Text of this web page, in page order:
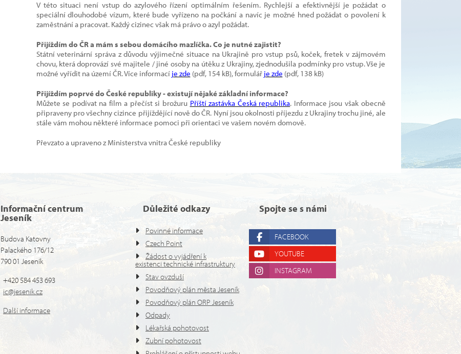
V této situaci není vstup do azylového řízení optimálním řešením. Rychlejší a efektivnější je požádat o
speciální dlouhodobé vízum, které bude vyřízeno na počkání a navíc je možné hned požádat o povolení k
zaměstnání a pracovat. Každý cizinec však má právo o azyl požádat.
Přijíždím do ČR a mám s sebou domácího mazlíčka. Co je nutné zajistit?
Státní veterinární správa z důvodu výjimečné situace na Ukrajině pro vstup psů, koček, fretek v zájmovém
chovu, která doprovází své majitele / jiné osoby na útěku z Ukrajiny, zjednodušila podmínky pro vstup. Vše je
možné vyřídit na území ČR. Více informací je zde (pdf, 154 kB), formulář je zde (pdf, 138 kB)
Přijíždím poprvé do České republiky - existují nějaké základní informace?
Můžete se podívat na film a přečíst si brožuru Příští zastávka Česká republika. Informace jsou však obecně
připraveny pro všechny cizince přijíždějící nově do ČR. Nyní jsou okolnosti příjezdu z Ukrajiny trochu jiné, ale
stále vám mohou některé informace pomoci při orientaci ve vašem novém domově.
Převzato a upraveno z Ministerstva vnitra České republiky
Informační centrum
Jeseník
Budova Katovny
Palackého 176/12
790 01 Jeseník
+420 584 453 693
ic@jesenik.cz
Další informace
Důležité odkazy
Povinné informace
Czech Point
Žádost o vyjádření k
existenci technické infrastruktury
Stav ovzduší
Povodňový plán města Jeseník
Povodňový plán ORP Jeseník
Odpady
Lékařská pohotovost
Zubní pohotovost
Spojte se s námi
FACEBOOK
YOUTUBE
INSTAGRAM